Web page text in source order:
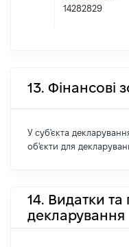
14282829
13. Фінансові
У суб'єкта
об'єкти для
14. Видатки
декларування